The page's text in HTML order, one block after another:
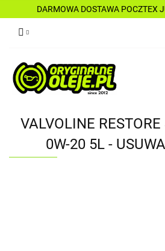
DARMOWA DOSTAWA POCZTEX
VALVOLINE
0W-20 5L -